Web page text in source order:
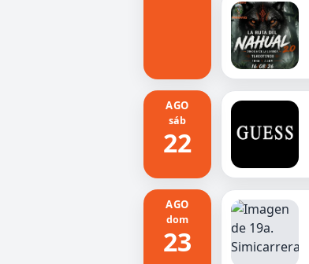
AGO
sáb
22
AGO
dom
23